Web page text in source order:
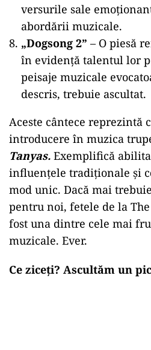
versurile sale
abordării muzicale.
„Dogsong 2” – O piesă
în evidență talentul lor
peisaje muzicale
descris, trebuie ascultat.
Aceste cântece reprezintă
introducere în muzica
Tanyas. Exemplifică
influențele tradiționale și
mod unic. Dacă mai
pentru noi, fetele de la The
fost una dintre cele mai
muzicale. Ever.
Ce ziceți? Ascultăm un